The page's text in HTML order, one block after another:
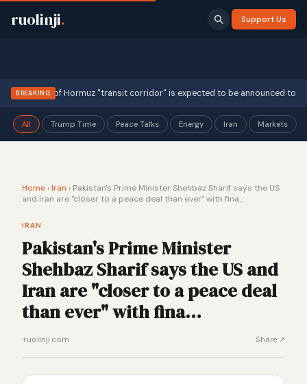
ruolinji. Support Us
BREAKING
Strait of Hormuz "transit corridor" is expected to be announced tod…
All Trump Time Peace Talks Energy Iran Markets
Home ›Iran › Pakistan's Prime Minister Shehbaz Sharif says the US
and Iran are "closer to a peace deal than ever" with fina…
IRAN
Pakistan's Prime Minister
Shehbaz Sharif says the US and
Iran are "closer to a peace deal
than ever" with fina…
·ruolinji.com Share ↗